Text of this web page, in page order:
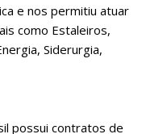
e nos permitiu atuar
como Estaleiros,
Siderurgia,
possui contratos de